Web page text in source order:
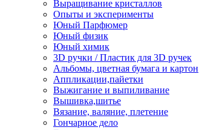
Выращивание кристаллов
Опыты и эксперименты
Юный Парфюмер
Юный физик
Юный химик
3D ручки / Пластик для 3D ручек
Альбомы, цветная бумага и картон
Аппликации,пайетки
Выжигание и выпиливание
Вышивка,шитье
Вязание, валяние, плетение
Гончарное дело